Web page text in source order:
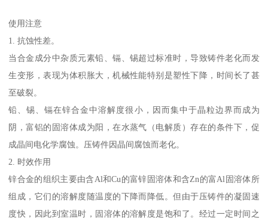
使用注意
1. 抗蚀性差。
当合金成分中杂质元素铅、镉、锡超过标准时，导致铸件老化而发
生变形，表现为体积胀大，机械性能特别是塑性下降，时间长了甚
至破裂。
铅、锡、镉在锌合金中溶解度很小，因而集中于晶粒边界而成为
阴，富铝的固溶体成为阳，在水蒸气（电解质）存在的条件下，促
成晶间电化学腐蚀。压铸件因晶间腐蚀而老化。
2. 时效作用
锌合金的组织主要由含Al和Cu的富锌固溶体和含Zn的富Al固溶体所
组成，它们的溶解度随温度的下降而降低。但由于压铸件的凝固速
度快，因此到室温时，固溶体的溶解度是饱和了。经过一定时间之